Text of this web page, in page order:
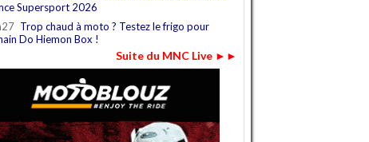
Supersport 2026
Trop chaud à moto ? Testez le frigo pour
Do Hiemon Box !
Suite du MNC Live ►►